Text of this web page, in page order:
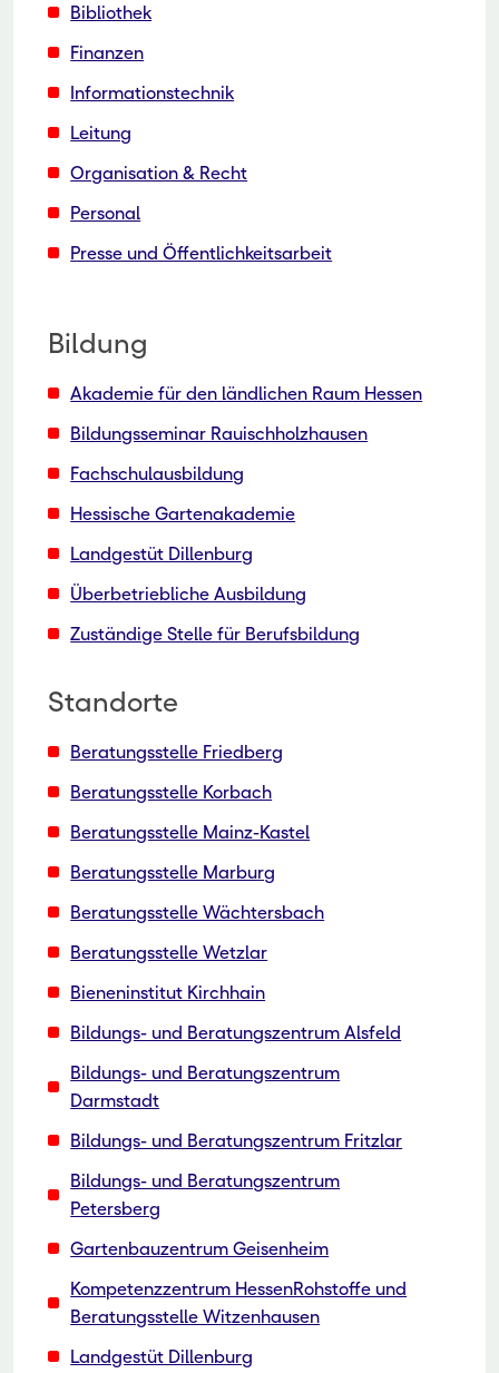
Bibliothek
Finanzen
Informationstechnik
Leitung
Organisation & Recht
Personal
Presse und Öffentlichkeitsarbeit
Bildung
Akademie für den ländlichen Raum Hessen
Bildungsseminar Rauischholzhausen
Fachschulausbildung
Hessische Gartenakademie
Landgestüt Dillenburg
Überbetriebliche Ausbildung
Zuständige Stelle für Berufsbildung
Standorte
Beratungsstelle Friedberg
Beratungsstelle Korbach
Beratungsstelle Mainz-Kastel
Beratungsstelle Marburg
Beratungsstelle Wächtersbach
Beratungsstelle Wetzlar
Bieneninstitut Kirchhain
Bildungs- und Beratungszentrum Alsfeld
Bildungs- und Beratungszentrum
Darmstadt
Bildungs- und Beratungszentrum Fritzlar
Bildungs- und Beratungszentrum
Petersberg
Gartenbauzentrum Geisenheim
Kompetenzzentrum HessenRohstoffe und
Beratungsstelle Witzenhausen
Landgestüt Dillenburg